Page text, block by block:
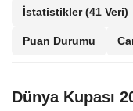
İstatistikler(41 Veri)
Puan Durumu
Dünya Kupası